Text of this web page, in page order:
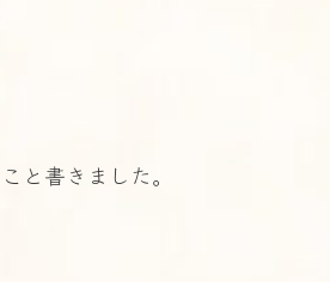
と書きました。